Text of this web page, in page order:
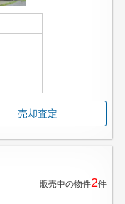
売却査定
販売中の物件2件